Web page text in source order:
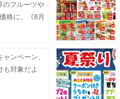
のフルーツや
格に。《8月
ンペーン、
も対象だよ